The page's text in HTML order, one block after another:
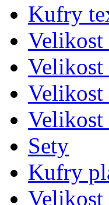
Kufry
Velikost
Velikost
Velikost
Velikost
Sety
Kufry
Velikost